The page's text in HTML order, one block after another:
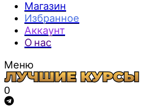
Магазин
Избранное
Аккаунт
О нас
Меню
0